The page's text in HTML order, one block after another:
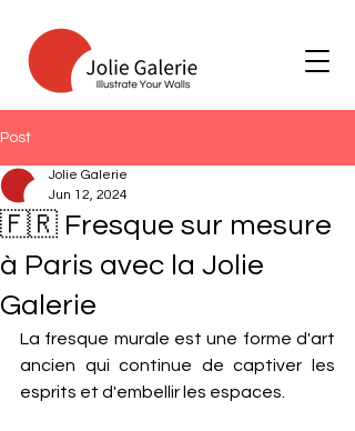
Post
🇫🇷 Fresque sur mesure
à Paris avec la Jolie
Galerie
Jolie Galerie
Jun 12, 2024
La fresque murale est une forme d'art
ancien qui continue de captiver les
esprits et d'embellir les espaces.